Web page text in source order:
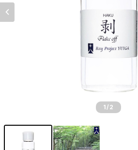
1 /2